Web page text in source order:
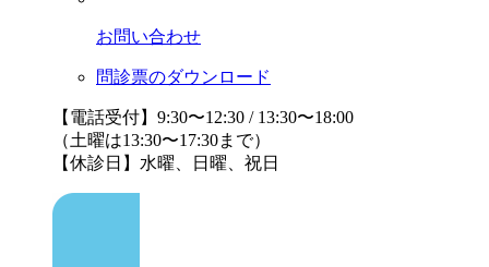
お問い合わせ
問診票のダウンロード
【電話受付】9:30〜12:30 / 13:30〜18:00
（土曜は13:30〜17:30まで）
【休診日】水曜、日曜、祝日